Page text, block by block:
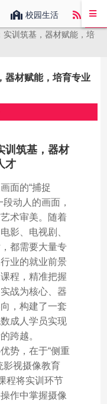
校园生活 中传
训筑基，器材赋能，培
器材赋能，培育专业
训筑基，器材
才
面的“捕捉
动人的画面，
术审美。随着
影、电视剧、
都需要大量专
业的就业前景
程，精准把握
战为核心、器
，构建了一套
成人学员实现
跨越。
势，在于“侧重
影视摄像教育
程将实训环节
作中掌握摄像